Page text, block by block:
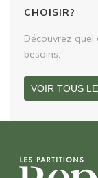
CHOISIR?
Découvrez
besoins.
VOIR TOUS